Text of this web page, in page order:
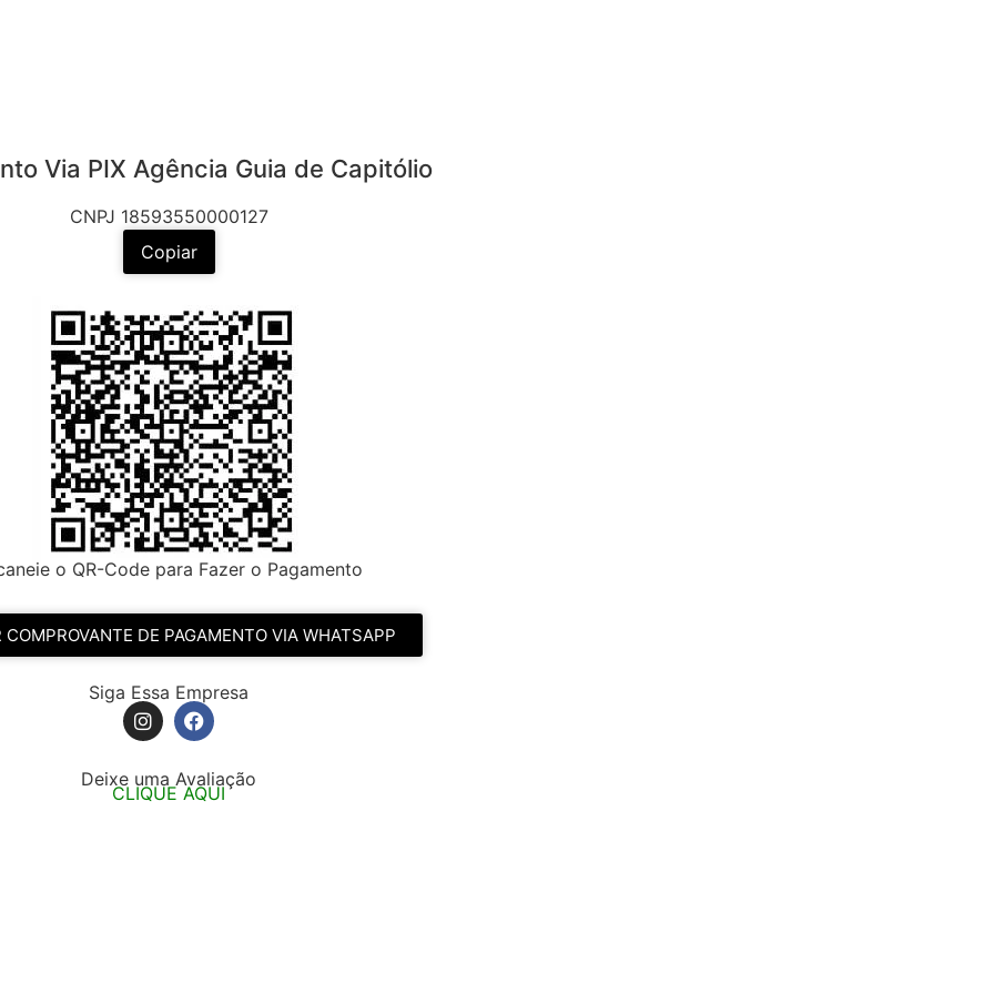
Via PIX Agência Guia de Capitólio
CNPJ 18593550000127
Copiar
o QR-Code para Fazer o Pagamento
COMPROVANTE DE PAGAMENTO VIA WHATSAPP
Siga Essa Empresa
Deixe uma Avaliação
CLIQUE AQUI